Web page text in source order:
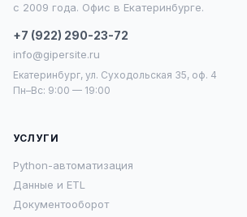
с 2009 года. Офис в Екатеринбурге.
+7 (922) 290-23-72
info@gipersite.ru
Екатеринбург, ул. Суходольская 35, оф. 4
Пн–Вс: 9:00 — 19:00
УСЛУГИ
Python-автоматизация
Данные и ETL
Документооборот